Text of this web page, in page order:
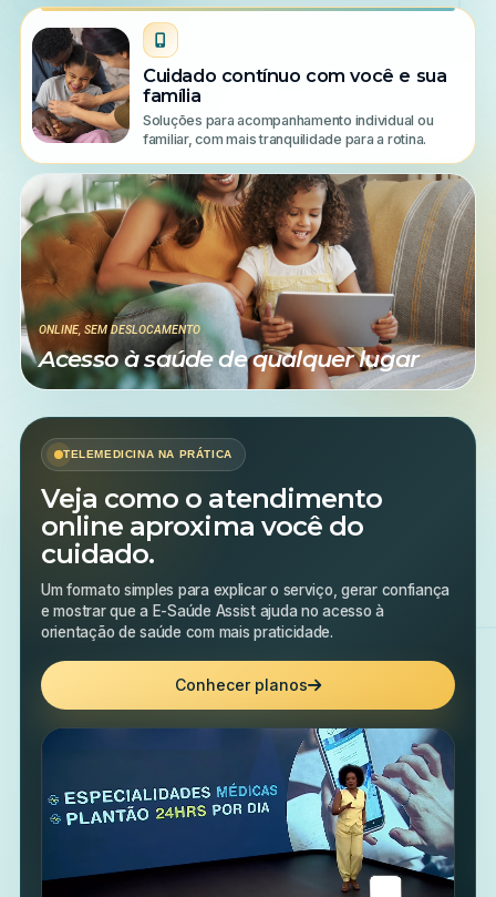
ONLINE, SEM DESLOCAMENTO
Acesso à saúde de qualquer lugar
Cuidado contínuo com você e sua
família
Soluções para acompanhamento individual ou
familiar, com mais tranquilidade para a rotina.
TELEMEDICINA NA PRÁTICA
Veja como o atendimento
online aproxima você do
cuidado.
Um formato simples para explicar o serviço, gerar confiança
e mostrar que a E-Saúde Assist ajuda no acesso à
orientação de saúde com mais praticidade.
Conhecer planos